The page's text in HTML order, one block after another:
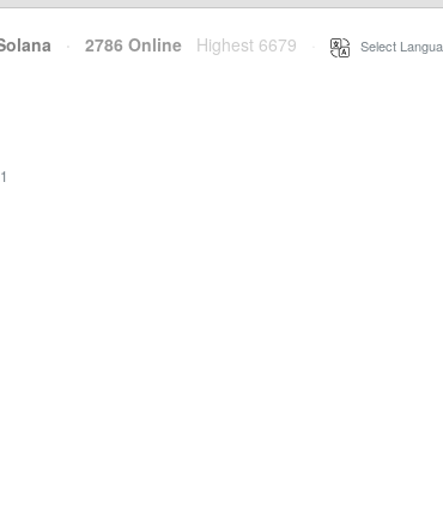
· 2786 Online Highest 6679 Select